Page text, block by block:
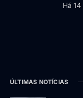
Há
ÚLTIMAS NOTÍCIAS